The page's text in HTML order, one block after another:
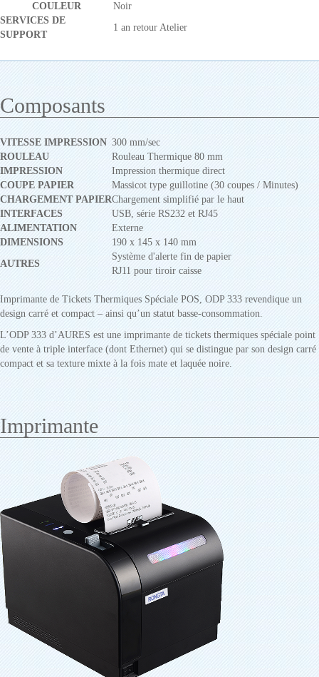
COULEUR
Noir
SERVICES DE
SUPPORT
1 an retour Atelier
Composants
VITESSE IMPRESSION 300 mm/sec
ROULEAU
Rouleau Thermique 80 mm
IMPRESSION
Impression thermique direct
COUPE PAPIER
Massicot type guillotine (30 coupes / Minutes)
CHARGEMENT PAPIERChargement simplifié par le haut
INTERFACES
USB, série RS232 et RJ45
ALIMENTATION
Externe
DIMENSIONS
190 x 145 x 140 mm
AUTRES
Système d'alerte fin de papier
RJ11 pour tiroir caisse
Imprimante de Tickets Thermiques Spéciale POS, ODP 333 revendique un
design carré et compact – ainsi qu’un statut basse-consommation.
L’ODP 333 d’AURES est une imprimante de tickets thermiques spéciale point
de vente à triple interface (dont Ethernet) qui se distingue par son design carré
compact et sa texture mixte à la fois mate et laquée noire.
Imprimante